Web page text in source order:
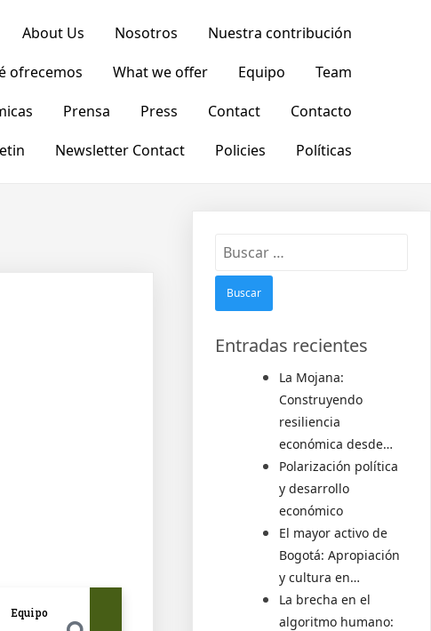
About Us Nosotros
Nuestra contribución
ofrecemos What we offer Equipo
Team
Prensa Press Contact
Contacto
Newsletter Contact Policies Políticas
Equipo
Entradas recientes
La Mojana:
Construyendo
resiliencia
económica desde…
Polarización política
y desarrollo
económico
El mayor activo de
Bogotá: Apropiación
y cultura en…
La brecha en el
algoritmo humano: